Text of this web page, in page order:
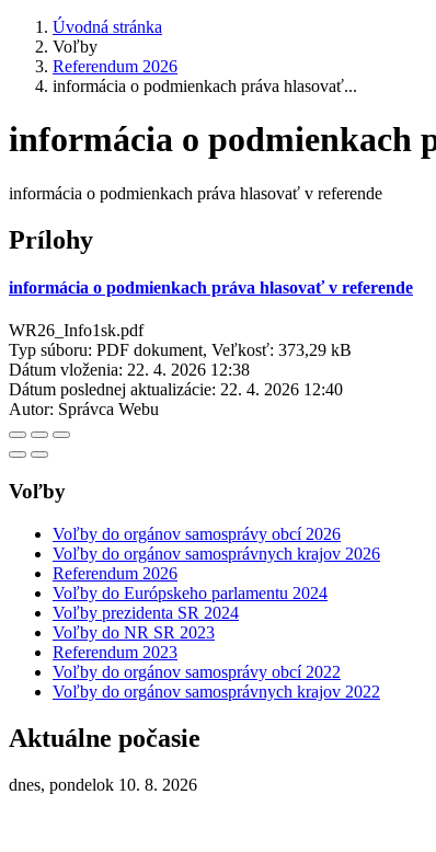
Úvodná stránka
Voľby
Referendum 2026
informácia o podmienkach práva hlasovať...
informácia o podmienkach
informácia o podmienkach práva hlasovať v referende
Prílohy
informácia o podmienkach práva hlasovať v referende
WR26_Info1sk.pdf
Typ súboru: PDF dokument, Veľkosť: 373,29 kB
Dátum vloženia: 22. 4. 2026 12:38
Dátum poslednej aktualizácie: 22. 4. 2026 12:40
Autor: Správca Webu
Voľby
Voľby do orgánov samosprávy obcí 2026
Voľby do orgánov samosprávnych krajov 2026
Referendum 2026
Voľby do Európskeho parlamentu 2024
Voľby prezidenta SR 2024
Voľby do NR SR 2023
Referendum 2023
Voľby do orgánov samosprávy obcí 2022
Voľby do orgánov samosprávnych krajov 2022
Aktuálne počasie
dnes, pondelok 10. 8. 2026